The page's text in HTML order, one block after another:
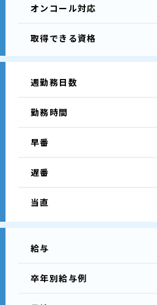
オンコール対応
取得できる資格
週勤務日数
勤務時間
早番
遅番
当直
給与
卒年別給与例